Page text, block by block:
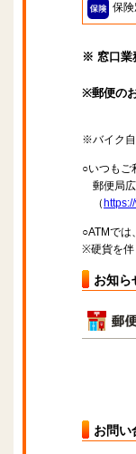
保険
※ 窓口業
※郵便の
※バイク自
○いつもご
郵便局広
（
○ATMでは
※硬貨を伴
お知ら
お問い